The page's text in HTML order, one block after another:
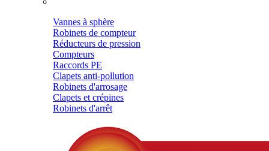
Vannes à sphère
Robinets de compteur
Réducteurs de pression
Compteurs
Raccords PE
Clapets anti-pollution
Robinets d'arrosage
Clapets et crépines
Robinets d'arrêt